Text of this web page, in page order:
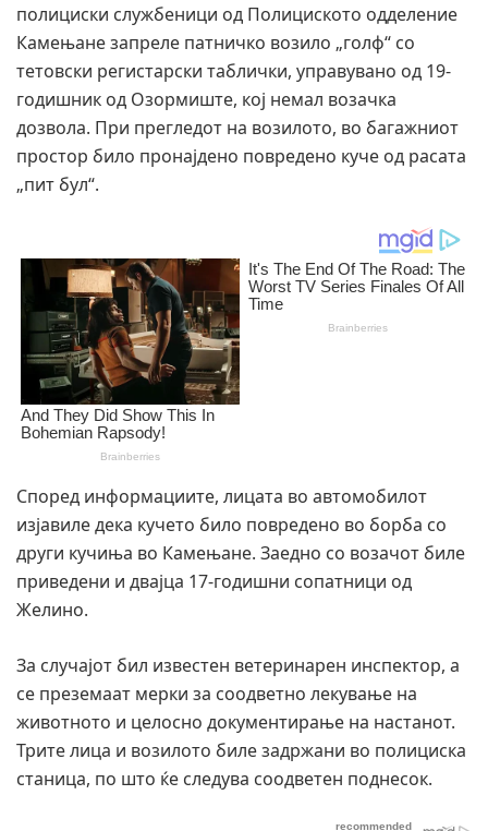
полициски службеници од Полициското одделение
Камењане запреле патничко возило „голф“ со
тетовски регистарски таблички, управувано од 19-
годишник од Озормиште, кој немал возачка
дозвола. При прегледот на возилото, во багажниот
простор било пронајдено повредено куче од расата
„пит бул“.
Според информациите, лицата во автомобилот
изјавиле дека кучето било повредено во борба со
други кучиња во Камењане. Заедно со возачот биле
приведени и двајца 17-годишни сопатници од
Желино.
За случајот бил известен ветеринарен инспектор, а
се преземаат мерки за соодветно лекување на
животното и целосно документирање на настанот.
Трите лица и возилото биле задржани во полициска
станица, по што ќе следува соодветен поднесок.